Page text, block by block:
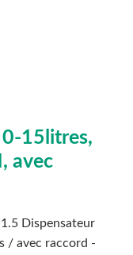
0-15litres,
avec
Dispensateur
/ avec raccord -